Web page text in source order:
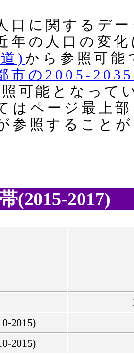
口に関するデ
年の人口の変
) から参照可能
市の2005-
可能となって
はページ最上
参照すること
(2015-2017)
2015)
2015)